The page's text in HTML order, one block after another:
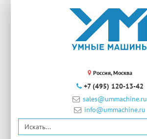
Россия, Москва
+7 (495) 120-13-42
sales@ummachine.ru
info@ummachine.ru